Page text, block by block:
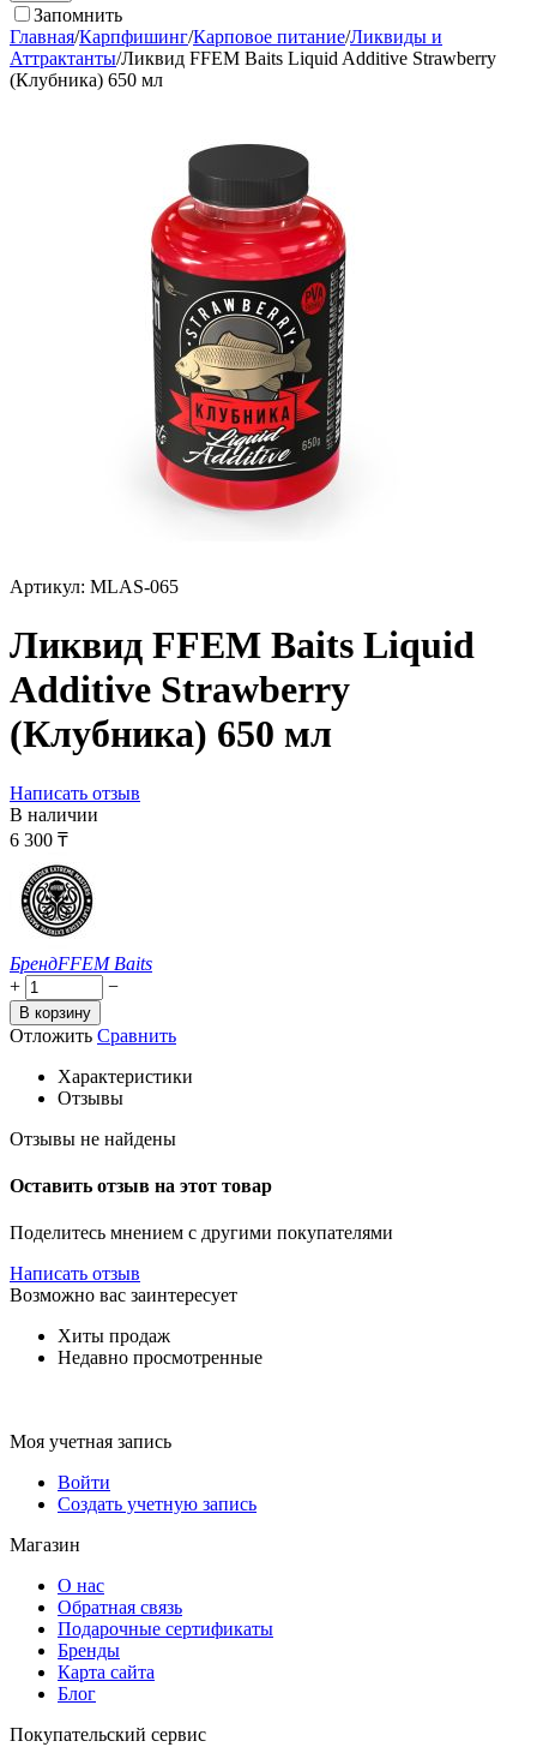
Запомнить
Главная/Карпфишинг/Карповое питание/Ликвиды и
Аттрактанты/Ликвид FFEM Baits Liquid Additive Strawberry
(Клубника) 650 мл
Артикул: MLAS-065
Ликвид FFEM Baits Liquid
Additive Strawberry
(Клубника) 650 мл
Написать отзыв
В наличии
6 300 ₸
БрендFFEM Baits
+
−
В корзину
Отложить Сравнить
Характеристики
Отзывы
Отзывы не найдены
Оставить отзыв на этот товар
Поделитесь мнением с другими покупателями
Написать отзыв
Возможно вас заинтересует
Хиты продаж
Недавно просмотренные
Моя учетная запись
Войти
Создать учетную запись
Магазин
О нас
Обратная связь
Подарочные сертификаты
Бренды
Карта сайта
Блог
Покупательский сервис